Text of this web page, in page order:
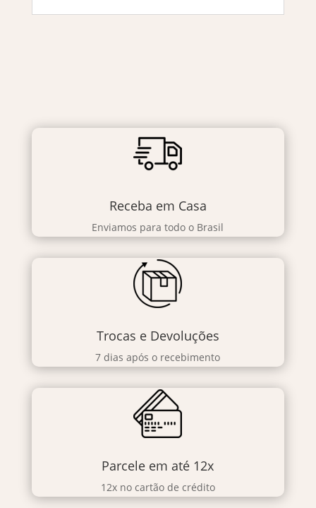
Receba em Casa
Enviamos para todo o Brasil
Trocas e Devoluções
7 dias após o recebimento
Parcele em até 12x
12x no cartão de crédito